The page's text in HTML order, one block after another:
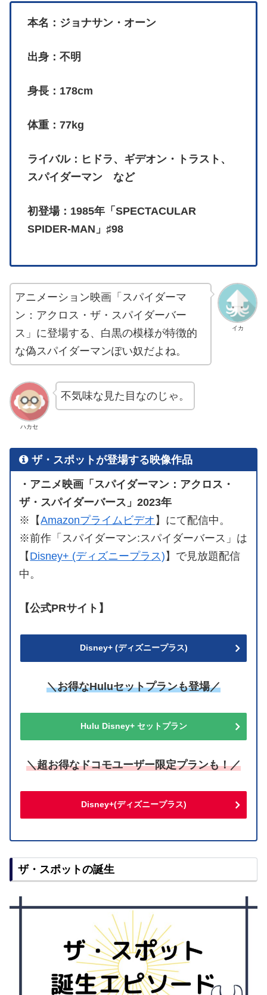
本名：ジョナサン・オーン
出身：不明
身長：178cm
体重：77kg
ライバル：ヒドラ、ギデオン・トラスト、
スパイダーマン など
初登場：1985年「SPECTACULAR
SPIDER-MAN」♯98
イカ
アニメーション映画「スパイダーマ
ン：アクロス・ザ・スパイダーバー
ス」に登場する、白黒の模様が特徴的
な偽スパイダーマンぽい奴だよね。
ハカセ
不気味な見た目なのじゃ。
ザ・スポットが登場する映像作品
・アニメ映画「スパイダーマン：アクロス・
ザ・スパイダーバース」2023年
※【Amazonプライムビデオ 】にて配信中。
※前作「スパイダーマン:スパイダーバース」は
【 Disney+ (ディズニープラス) 】で見放題配信
中。
【公式PRサイト】
Disney+ (ディズニープラス)
＼お得なHuluセットプランも登場／
Hulu Disney+ セットプラン
＼超お得なドコモユーザー限定プランも！／
Disney+(ディズニープラス)
ザ・スポットの誕生